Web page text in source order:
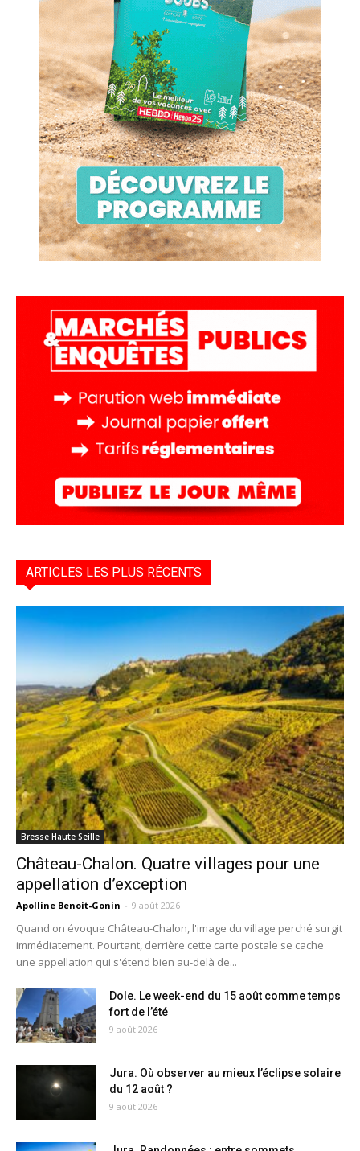
ARTICLES LES PLUS RÉCENTS
Bresse Haute Seille
Château-Chalon. Quatre villages pour une
appellation d’exception
Apolline Benoit-Gonin - 9 août 2026
Quand on évoque Château-Chalon, l'image du village perché surgit
immédiatement. Pourtant, derrière cette carte postale se cache
une appellation qui s'étend bien au-delà de...
Dole. Le week-end du 15 août comme temps
fort de l’été
9 août 2026
Jura. Où observer au mieux l’éclipse solaire
du 12 août ?
9 août 2026